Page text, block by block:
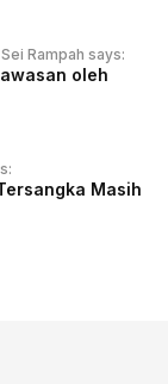
Rampah says:
oleh
Masih